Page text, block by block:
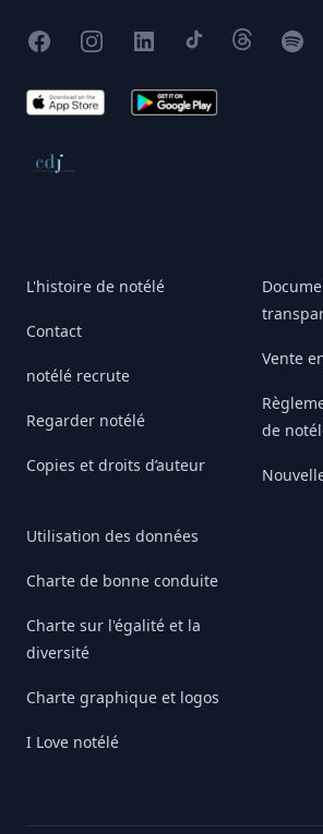
FacebookInstagram
X TikTokThreadsSpotify
App Store Google Play
Conseil de déontologie journalistique
L'histoire de notélé
Contact
notélé recrute
Regarder notélé
Copies et droits d’auteur
Utilisation des données
Charte de bonne conduite
Charte sur l'égalité et la
diversité
Charte graphique et logos
I Love notélé
Vente
de